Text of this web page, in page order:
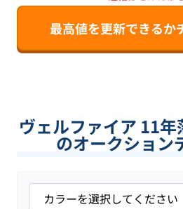
最高値を更新できるか
ヴェルファイア 11
のオークション